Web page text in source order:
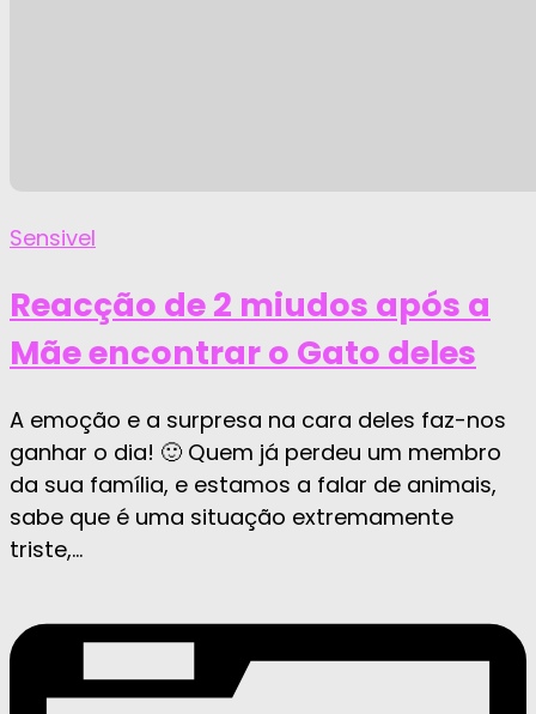
Sensivel
Reacção de 2 miudos após a
Mãe encontrar o Gato deles
A emoção e a surpresa na cara deles faz-nos
ganhar o dia! 🙂 Quem já perdeu um membro
da sua família, e estamos a falar de animais,
sabe que é uma situação extremamente
triste,...